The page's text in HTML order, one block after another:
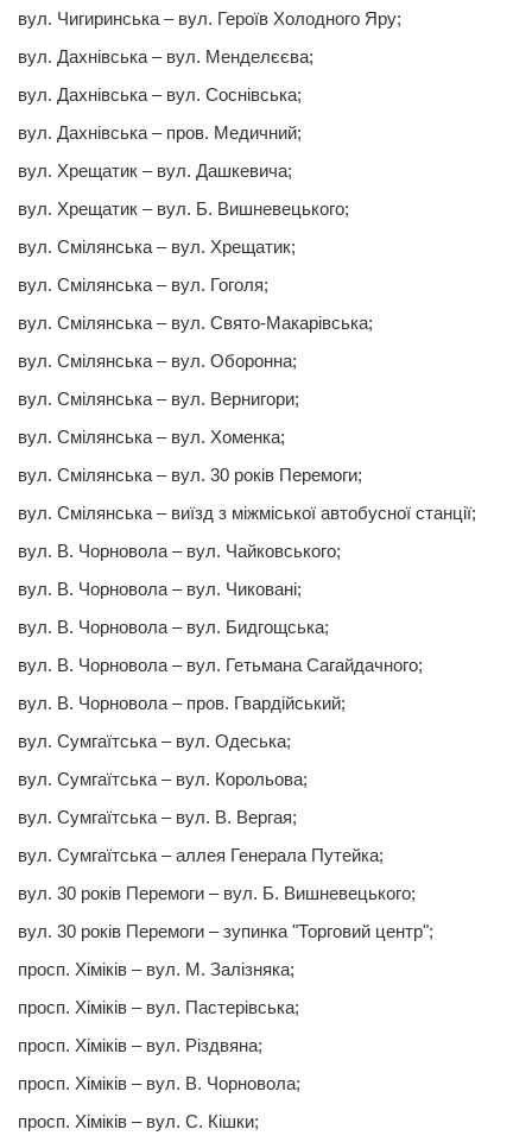
вул. Чигиринська – вул. Героїв Холодного Яру;
вул. Дахнiвська – вул. Менделєєва;
вул. Дахнiвська – вул. Соснiвська;
вул. Дахнiвська – пров. Медичний;
вул. Хрещатик – вул. Дашкевича;
вул. Хрещатик – вул. Б. Вишневецького;
вул. Смiлянська – вул. Хрещатик;
вул. Смiлянська – вул. Гоголя;
вул. Смiлянська – вул. Свято-Макарiвська;
вул. Смiлянська – вул. Оборонна;
вул. Смiлянська – вул. Вернигори;
вул. Смiлянська – вул. Хоменка;
вул. Смiлянська – вул. 30 рокiв Перемоги;
вул. Смiлянська – виїзд з мiжмiської автобусної станцiї;
вул. В. Чорновола – вул. Чайковського;
вул. В. Чорновола – вул. Чикованi;
вул. В. Чорновола – вул. Бидгощська;
вул. В. Чорновола – вул. Гетьмана Сагайдачного;
вул. В. Чорновола – пров. Гвардiйський;
вул. Сумгаїтська – вул. Одеська;
вул. Сумгаїтська – вул. Корольова;
вул. Сумгаїтська – вул. В. Вергая;
вул. Сумгаїтська – аллея Генерала Путейка;
вул. 30 рокiв Перемоги – вул. Б. Вишневецького;
вул. 30 рокiв Перемоги – зупинка "Торговий центр";
просп. Хiмiкiв – вул. М. Залізняка;
просп. Хiмiкiв – вул. Пастерiвська;
просп. Хiмiкiв – вул. Рiздвяна;
просп. Хiмiкiв – вул. В. Чорновола;
просп. Хiмiкiв – вул. С. Кішки;